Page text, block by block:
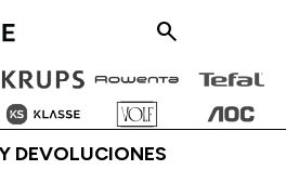
DEVOLUCIONES